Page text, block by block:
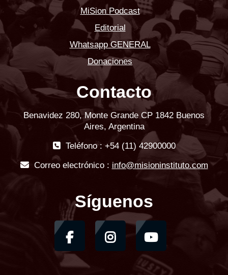
MiSion Podcast
Editorial
Whatsapp GENERAL
Donaciones
Contacto
Benavidez 280, Monte Grande CP 1842 Buenos
Aires, Argentina
Teléfono : +54 (11) 42900000
Correo electrónico : info@misioninstituto.com
Síguenos